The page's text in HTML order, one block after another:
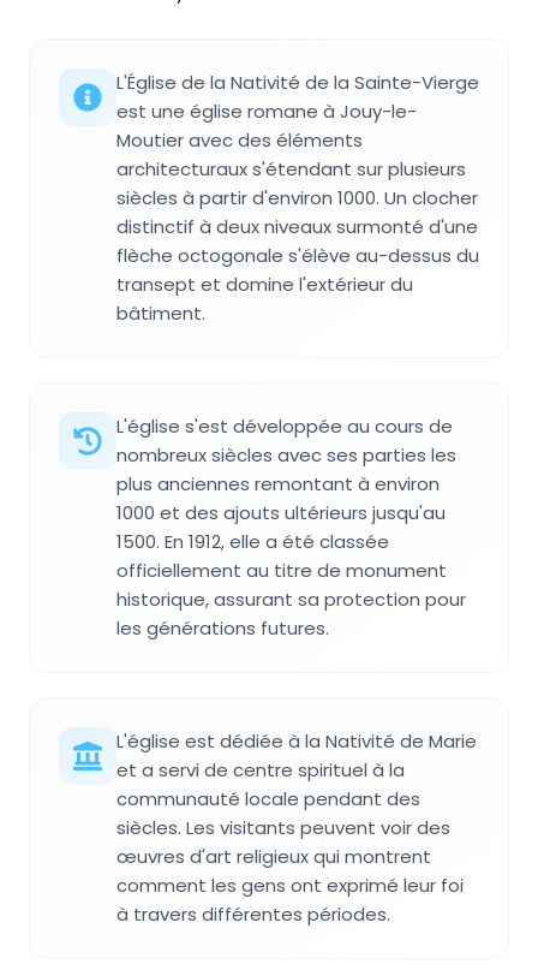
L'Église de la Nativité de la Sainte-Vierge
est une église romane à Jouy-le-
Moutier avec des éléments
architecturaux s'étendant sur plusieurs
siècles à partir d'environ 1000. Un clocher
distinctif à deux niveaux surmonté d'une
flèche octogonale s'élève au-dessus du
transept et domine l'extérieur du
bâtiment.
L'église s'est développée au cours de
nombreux siècles avec ses parties les
plus anciennes remontant à environ
1000 et des ajouts ultérieurs jusqu'au
1500. En 1912, elle a été classée
officiellement au titre de monument
historique, assurant sa protection pour
les générations futures.
L'église est dédiée à la Nativité de Marie
et a servi de centre spirituel à la
communauté locale pendant des
siècles. Les visitants peuvent voir des
œuvres d'art religieux qui montrent
comment les gens ont exprimé leur foi
à travers différentes périodes.